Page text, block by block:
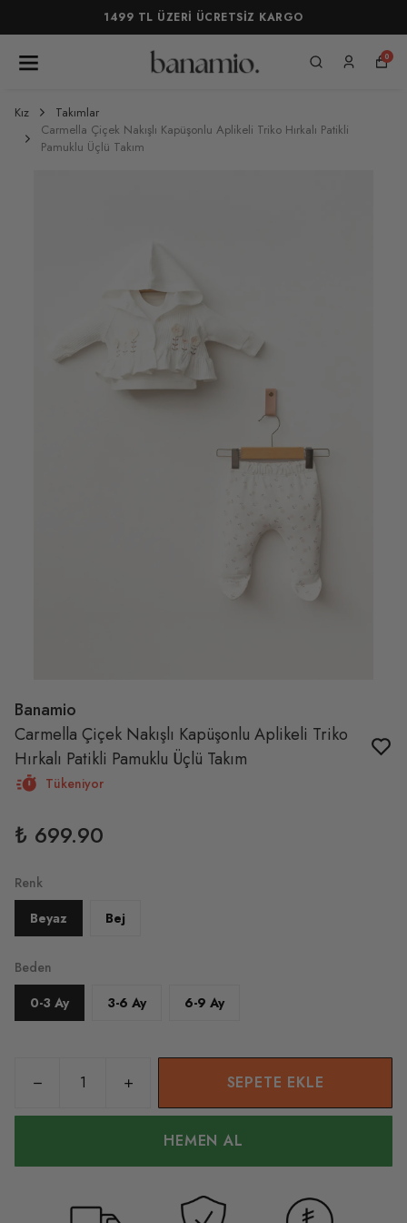
1499 TL ÜZERİ ÜCRETSİZ KARGO
0
Kız
Takımlar
Carmella Çiçek Nakışlı Kapüşonlu Aplikeli Triko Hırkalı Patikli
Pamuklu Üçlü Takım
Banamio
Carmella Çiçek Nakışlı Kapüşonlu Aplikeli Triko
Hırkalı Patikli Pamuklu Üçlü Takım
Tükeniyor
₺ 699.90
Renk
Beyaz
Bej
Beden
0-3 Ay
3-6 Ay 6-9 Ay
SEPETE EKLE
HEMEN AL